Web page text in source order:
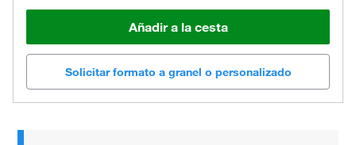
Añadir a la cesta
Solicitar formato a granel o personalizado